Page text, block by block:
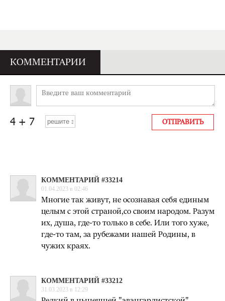
КОММЕНТАРИИ
КОММЕНТАРИЙ #33214
01.04.2023 в 02:46
Многие так живут, не осознавая себя единым
целым с этой страной,со своим народом. Разум
их, душа, где-то только в себе. Или того хуже,
где-то там, за рубежами нашей Родины, в
чужих краях.
КОММЕНТАРИЙ #33212
31.03.2023 в 12:29